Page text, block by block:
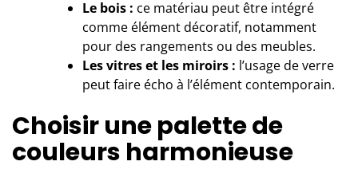
Le bois : ce matériau peut être intégré
comme élément décoratif, notamment
pour des rangements ou des meubles.
Les vitres et les miroirs : l’usage de verre
peut faire écho à l’élément contemporain.
Choisir une palette de
couleurs harmonieuse